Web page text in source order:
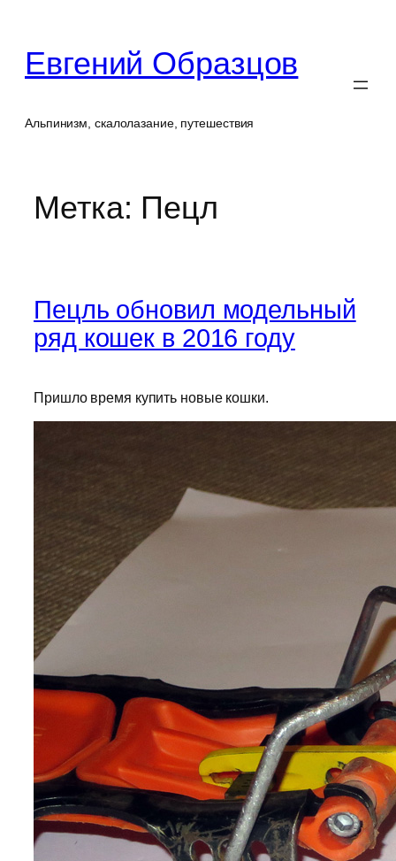
содержимому
Евгений Образцов
Альпинизм, скалолазание, путешествия
Метка: Пецл
Пецль обновил модельный
ряд кошек в 2016 году
Пришло время купить новые кошки.